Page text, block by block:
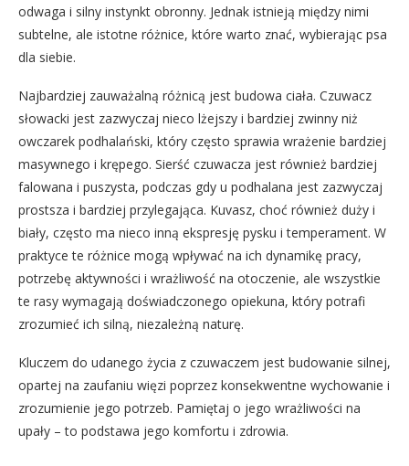
odwaga i silny instynkt obronny. Jednak istnieją między nimi
subtelne, ale istotne różnice, które warto znać, wybierając psa
dla siebie.
Najbardziej zauważalną różnicą jest budowa ciała. Czuwacz
słowacki jest zazwyczaj nieco lżejszy i bardziej zwinny niż
owczarek podhalański, który często sprawia wrażenie bardziej
masywnego i krępego. Sierść czuwacza jest również bardziej
falowana i puszysta, podczas gdy u podhalana jest zazwyczaj
prostsza i bardziej przylegająca. Kuvasz, choć również duży i
biały, często ma nieco inną ekspresję pysku i temperament. W
praktyce te różnice mogą wpływać na ich dynamikę pracy,
potrzebę aktywności i wrażliwość na otoczenie, ale wszystkie
te rasy wymagają doświadczonego opiekuna, który potrafi
zrozumieć ich silną, niezależną naturę.
Kluczem do udanego życia z czuwaczem jest budowanie silnej,
opartej na zaufaniu więzi poprzez konsekwentne wychowanie i
zrozumienie jego potrzeb. Pamiętaj o jego wrażliwości na
upały – to podstawa jego komfortu i zdrowia.